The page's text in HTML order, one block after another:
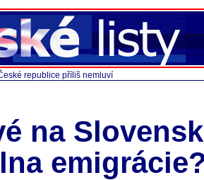
republice příliš nemluví
na